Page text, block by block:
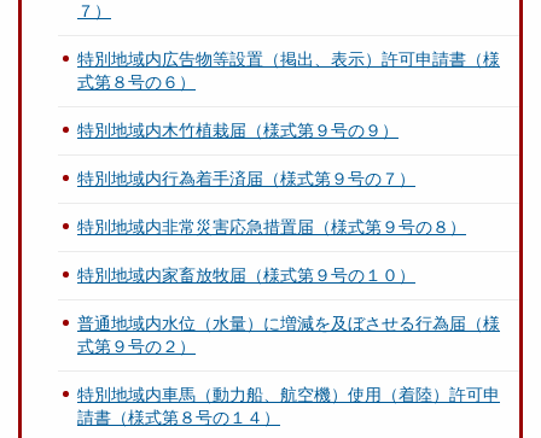
７）
特別地域内広告物等設置（掲出、表示）許可申請書（様
式第８号の６）
特別地域内木竹植栽届（様式第９号の９）
特別地域内行為着手済届（様式第９号の７）
特別地域内非常災害応急措置届（様式第９号の８）
特別地域内家畜放牧届（様式第９号の１０）
普通地域内水位（水量）に増減を及ぼさせる行為届（様
式第９号の２）
特別地域内車馬（動力船、航空機）使用（着陸）許可申
請書（様式第８号の１４）